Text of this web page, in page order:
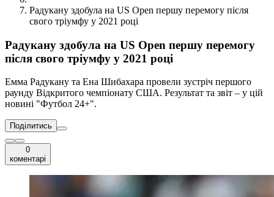
Радукану здобула на US Open першу перемогу після
свого тріумфу у 2021 році
Радукану здобула на US Open першу перемогу
після свого тріумфу у 2021 році
Емма Радукану та Ена Шибахара провели зустріч першого
раунду Відкритого чемпіонату США. Результат та звіт – у цій
новині "Футбол 24+".
Поділитись
0
коментарі